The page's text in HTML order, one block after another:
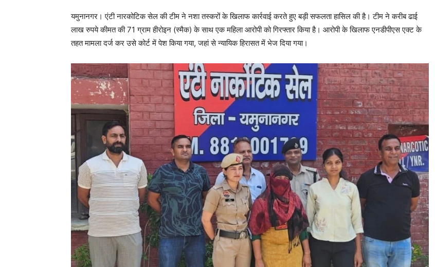
यमुनानगर। एंटी नारकोटिक सेल की टीम ने नशा तस्करों के खिलाफ कार्रवाई करते हुए बड़ी सफलता हासिल की है। टीम ने करीब ढाई
लाख रुपये कीमत की 71 ग्राम हीरोइन (स्मैक) के साथ एक महिला आरोपी को गिरफ्तार किया है। आरोपी के खिलाफ एनडीपीएस एक्ट के
तहत मामला दर्ज कर उसे कोर्ट में पेश किया गया, जहां से न्यायिक हिरासत में भेज दिया गया।